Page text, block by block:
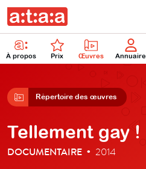
À propos Prix Œuvres Annuaire
Répertoire des œuvres
Tellement gay !
DOCUMENTAIRE • 2014